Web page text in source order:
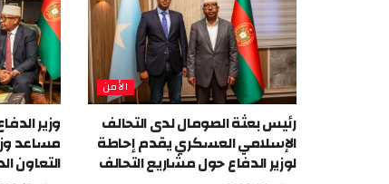
الأمن
رئيس بعثة الصومال لدى التحالف
الإسلامي العسكري يقدم إحاطة
لوزير الدفاع حول مشاريع التحالف
وزير
مساعد
التعاون